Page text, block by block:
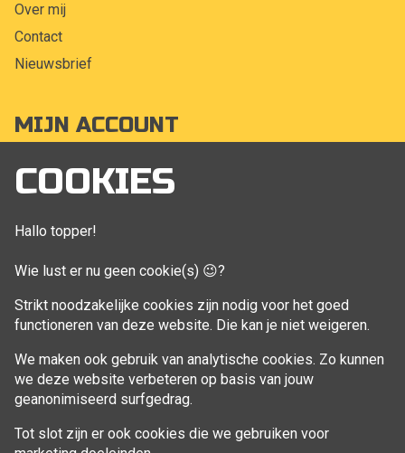
COOKIES
Hallo topper!
Wie lust er nu geen cookie(s) 😉?
Strikt noodzakelijke cookies zijn nodig voor het goed
functioneren van deze website. Die kan je niet weigeren.
We maken ook gebruik van analytische cookies. Zo kunnen
we deze website verbeteren op basis van jouw
geanonimiseerd surfgedrag.
Tot slot zijn er ook cookies die we gebruiken voor
Over mij
Contact
Nieuwsbrief
MIJN ACCOUNT
Mijn account
Bestellingen
Aankoop beheren
VOLG MIJ
Facebook